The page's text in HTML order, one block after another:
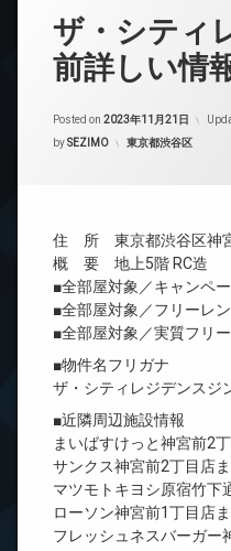
ザ・シティ
前詳しい情
Posted on 2023年11月21日
bySEZIMO カテゴリー:
東京都渋谷区
住 所 東京都渋谷区神
概 要 地上5階 RC造
■全部屋対象／キャンペ
■全部屋対象／フリーレ
■全部屋対象／実質フリ
■物件名フリガナ
ザ・シティレジデンスジ
■近隣周辺施設情報
まいばすけっと神宮前2
サンクス神宮前2丁目店
マツモトキヨシ原宿竹下
ローソン神宮前1丁目店
フレッシュネスバーガー